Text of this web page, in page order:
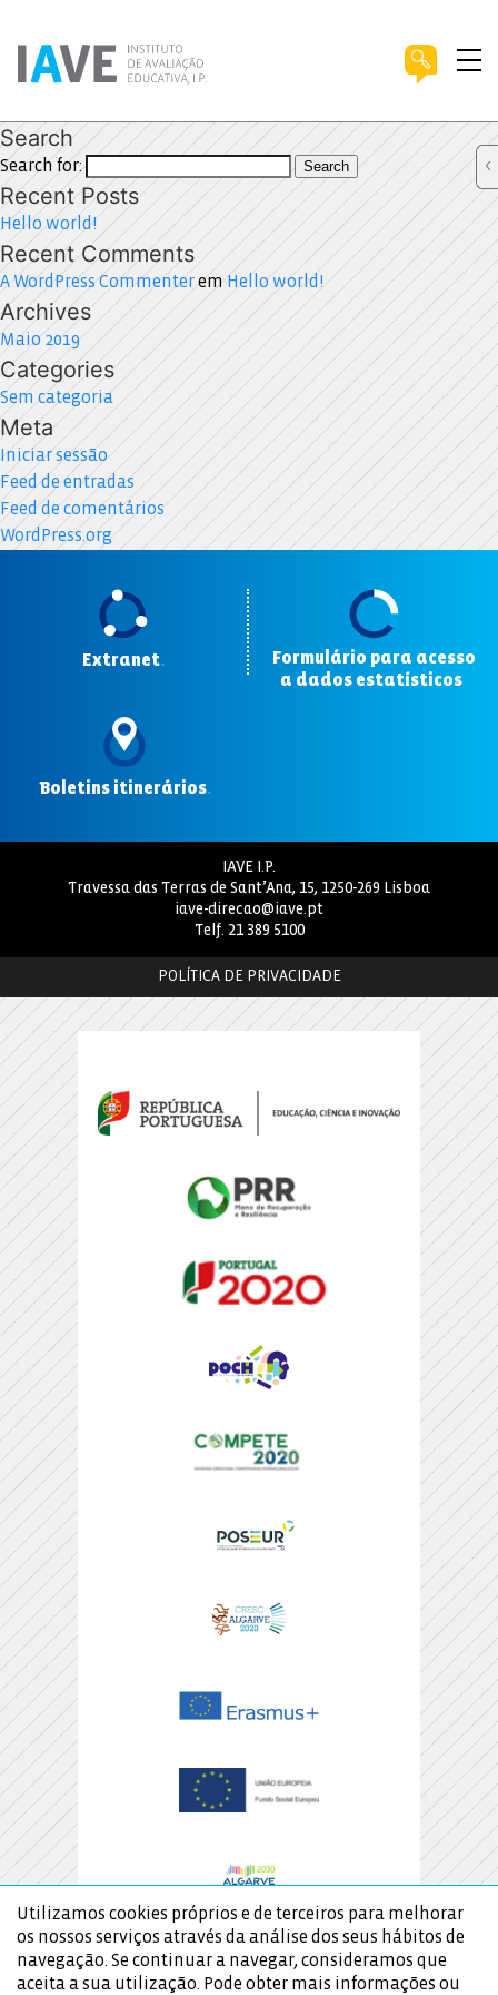
Search
Search for: Search
Recent Posts
Hello world!
Recent Comments
A WordPress Commenterem Hello world!
Archives
Maio 2019
Categories
Sem categoria
Meta
Iniciar sessão
Feed de entradas
Feed de comentários
WordPress.org
Extranet.
Formulário para acesso
a dados estatísticos
Boletins itinerários.
IAVE I.P.
Travessa das Terras de Sant’Ana, 15, 1250-269 Lisboa
iave-direcao@iave.pt
Telf. 21 389 5100
POLÍTICA DE PRIVACIDADE
Utilizamos cookies próprios e de terceiros para melhorar
os nossos serviços através da análise dos seus hábitos de
navegação. Se continuar a navegar, consideramos que
aceita a sua utilização. Pode obter mais informações ou